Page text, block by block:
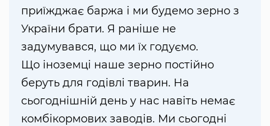
приїжджає баржа і ми будемо зерно з
України брати. Я раніше не
задумувався, що ми їх годуємо.
Що іноземці наше зерно постійно
беруть для годівлі тварин. На
сьогоднішній день у нас навіть немає
комбікормових заводів. Ми сьогодні